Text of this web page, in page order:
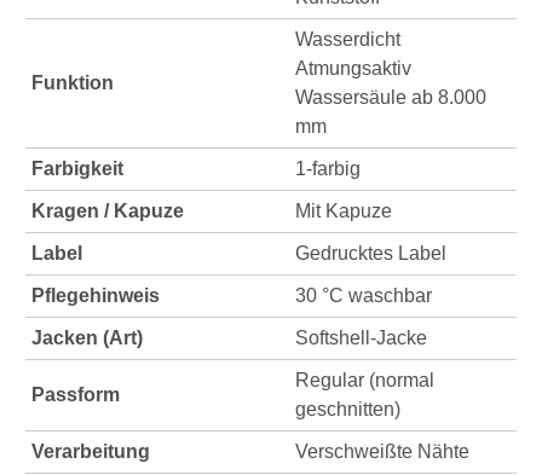
Funktion
Wasserdicht
Atmungsaktiv
Wassersäule ab 8.000
mm
Farbigkeit 1-farbig
Kragen / Kapuze Mit Kapuze
Label Gedrucktes Label
Pflegehinweis 30 °C waschbar
Jacken (Art) Softshell-Jacke
Passform
Regular (normal
geschnitten)
Verarbeitung Verschweißte Nähte